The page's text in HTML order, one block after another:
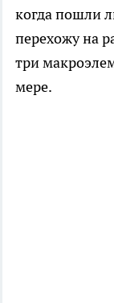
когда пошли
перехожу на
три
мере.